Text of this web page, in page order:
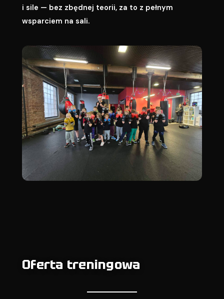
i sile — bez zbędnej teorii, za to z pełnym
wsparciem na sali.
Oferta treningowa